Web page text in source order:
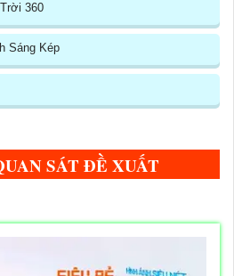
360
Sáng Kép
SÁT ĐỀ XUẤT